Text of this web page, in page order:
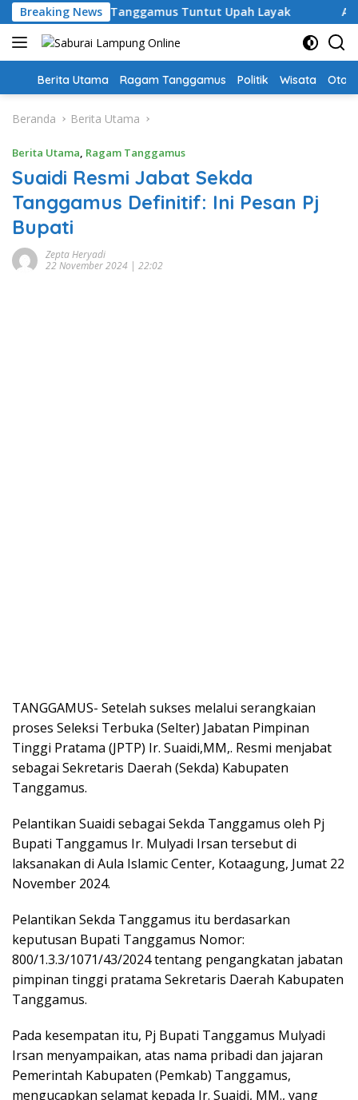
Langsung
ke
konten
Breaking News
Waktu Tanggamus Tuntut Upah Layak Aksi
Home
Berita Utama Ragam Tanggamus Politik Wisata Oto
Beranda Berita Utama
Berita Utama, Ragam Tanggamus
Suaidi Resmi Jabat Sekda
Tanggamus Definitif: Ini Pesan Pj
Bupati
Zepta Heryadi
22 November 2024 | 22:02
TANGGAMUS- Setelah sukses melalui serangkaian
proses Seleksi Terbuka (Selter) Jabatan Pimpinan
Tinggi Pratama (JPTP) Ir. Suaidi,MM,. Resmi menjabat
sebagai Sekretaris Daerah (Sekda) Kabupaten
Tanggamus.
Pelantikan Suaidi sebagai Sekda Tanggamus oleh Pj
Bupati Tanggamus Ir. Mulyadi Irsan tersebut di
laksanakan di Aula Islamic Center, Kotaagung, Jumat 22
November 2024.
Pelantikan Sekda Tanggamus itu berdasarkan
keputusan Bupati Tanggamus Nomor:
800/1.3.3/1071/43/2024 tentang pengangkatan jabatan
pimpinan tinggi pratama Sekretaris Daerah Kabupaten
Tanggamus.
Pada kesempatan itu, Pj Bupati Tanggamus Mulyadi
Irsan menyampaikan, atas nama pribadi dan jajaran
Pemerintah Kabupaten (Pemkab) Tanggamus,
mengucapkan selamat kepada Ir. Suaidi, MM., yang